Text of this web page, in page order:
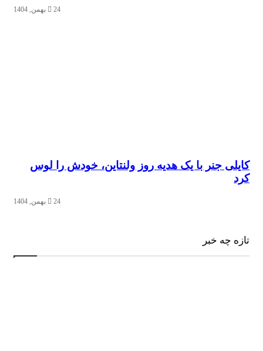
24 بهمن, 1404
کایلی جنر با یک هدیه روز ولنتاین، خودش را لوس
کرد
24 بهمن, 1404
تازه چه خبر